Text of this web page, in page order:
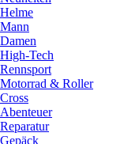
Helme
Mann
Damen
High-Tech
Rennsport
Motorrad & Roller
Cross
Abenteuer
Reparatur
Gepäck